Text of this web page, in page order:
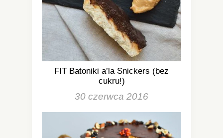
FIT Batoniki a’la Snickers (bez
cukru!)
30 czerwca 2016